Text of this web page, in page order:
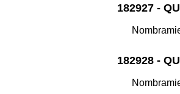
182927 -
182928 -